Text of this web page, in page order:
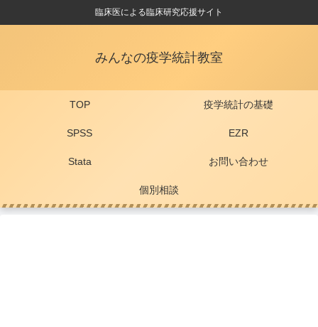
臨床医による臨床研究応援サイト
みんなの疫学統計教室
TOP 疫学統計の基礎
SPSS EZR
Stata お問い合わせ
個別相談